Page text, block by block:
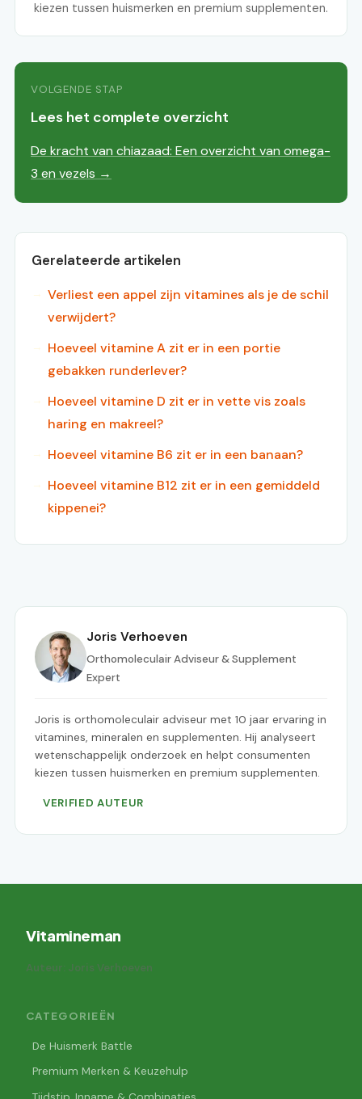
kiezen tussen huismerken en premium supplementen.
VOLGENDE STAP
Lees het complete overzicht
De kracht van chiazaad: Een overzicht van omega-
3 en vezels →
Gerelateerde artikelen
Verliest een appel zijn vitamines als je de schil
verwijdert?
Hoeveel vitamine A zit er in een portie
gebakken runderlever?
Hoeveel vitamine D zit er in vette vis zoals
haring en makreel?
Hoeveel vitamine B6 zit er in een banaan?
Hoeveel vitamine B12 zit er in een gemiddeld
kippenei?
Joris Verhoeven
Orthomoleculair Adviseur & Supplement
Expert
Joris is orthomoleculair adviseur met 10 jaar ervaring in
vitamines, mineralen en supplementen. Hij analyseert
wetenschappelijk onderzoek en helpt consumenten
kiezen tussen huismerken en premium supplementen.
VERIFIED AUTEUR
Vitamineman
Auteur: Joris Verhoeven
CATEGORIEËN
De Huismerk Battle
Premium Merken & Keuzehulp